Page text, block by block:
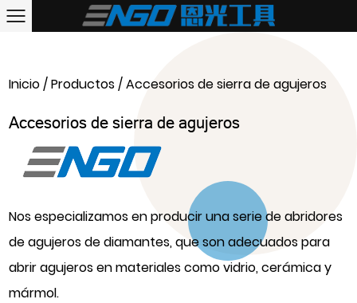
Inicio/Productos/Accesorios de sierra de agujeros
Accesorios de sierra de agujeros
Nos especializamos en producir una serie de abridores
de agujeros de diamantes, que son adecuados para
abrir agujeros en materiales como vidrio, cerámica y
mármol.